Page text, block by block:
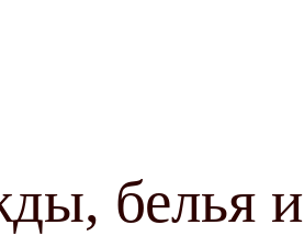
белья и